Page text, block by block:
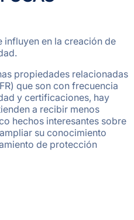
influyen en la creación de
propiedades relacionadas
que son con frecuencia
y certificaciones, hay
a recibir menos
hechos interesantes sobre
su conocimiento
de protección